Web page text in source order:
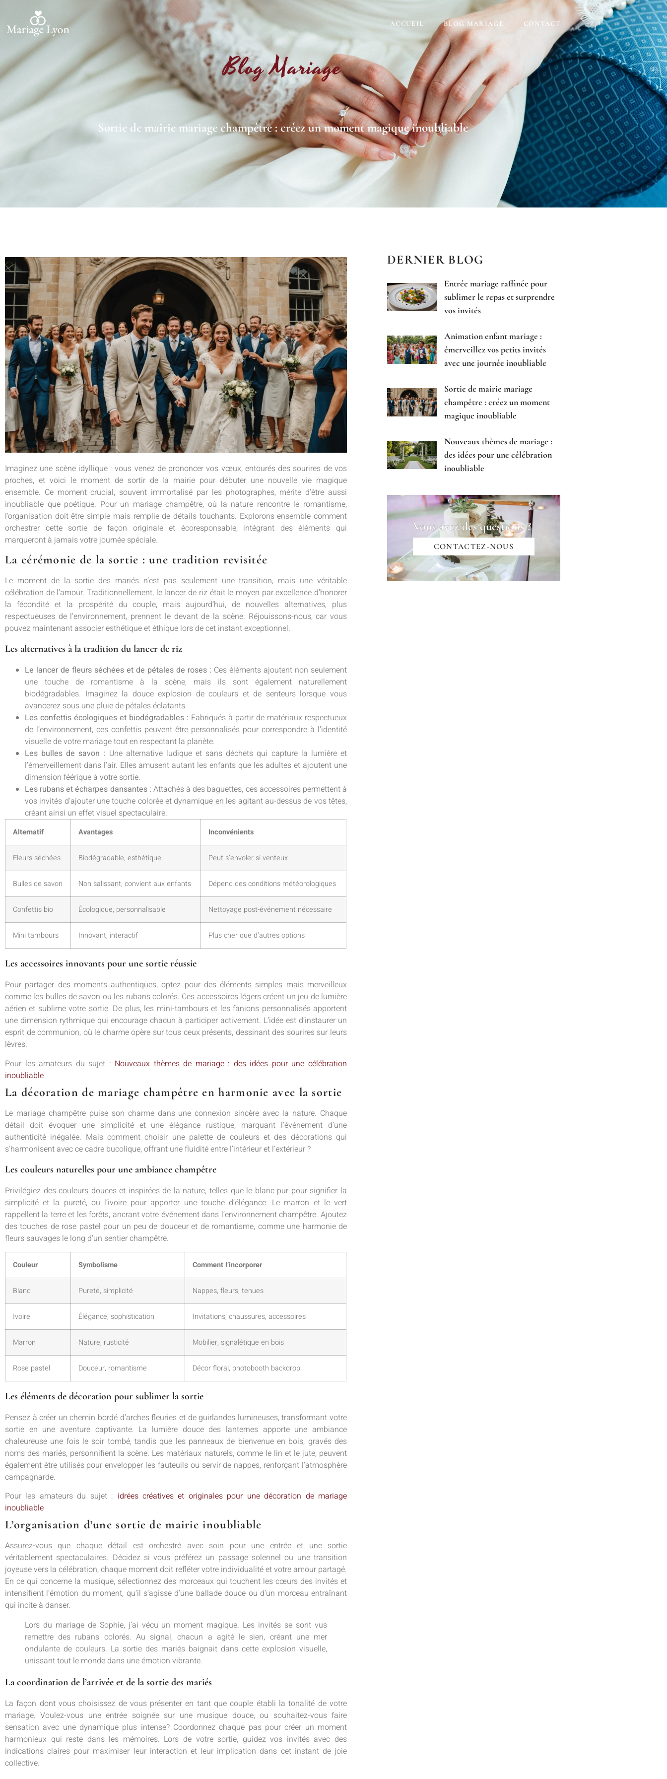
ACCUEIL BLOG MARIAGE CONTACT
Sortie de mairie mariage champêtre : créez un moment magique inoubliable
Blog Mariage
Imaginez une scène idyllique : vous venez de prononcer vos vœux, entourés des sourires de vos
proches, et voici le moment de sortir de la mairie pour débuter une nouvelle vie magique
ensemble. Ce moment crucial, souvent immortalisé par les photographes, mérite d’être aussi
inoubliable que poétique. Pour un mariage champêtre, où la nature rencontre le romantisme,
l’organisation doit être simple mais remplie de détails touchants. Explorons ensemble comment
orchestrer cette sortie de façon originale et écoresponsable, intégrant des éléments qui
marqueront à jamais votre journée spéciale.
La cérémonie de la sortie : une tradition revisitée
Le moment de la sortie des mariés n’est pas seulement une transition, mais une véritable
célébration de l’amour. Traditionnellement, le lancer de riz était le moyen par excellence d’honorer
la fécondité et la prospérité du couple, mais aujourd’hui, de nouvelles alternatives, plus
respectueuses de l’environnement, prennent le devant de la scène. Réjouissons-nous, car vous
pouvez maintenant associer esthétique et éthique lors de cet instant exceptionnel.
Les alternatives à la tradition du lancer de riz
Le lancer de fleurs séchées et de pétales de roses : Ces éléments ajoutent non seulement
une touche de romantisme à la scène, mais ils sont également naturellement
biodégradables. Imaginez la douce explosion de couleurs et de senteurs lorsque vous
avancerez sous une pluie de pétales éclatants.
Les confettis écologiques et biodégradables : Fabriqués à partir de matériaux respectueux
de l’environnement, ces confettis peuvent être personnalisés pour correspondre à l’identité
visuelle de votre mariage tout en respectant la planète.
Les bulles de savon : Une alternative ludique et sans déchets qui capture la lumière et
l’émerveillement dans l’air. Elles amusent autant les enfants que les adultes et ajoutent une
dimension féérique à votre sortie.
Les rubans et écharpes dansantes : Attachés à des baguettes, ces accessoires permettent à
vos invités d’ajouter une touche colorée et dynamique en les agitant au-dessus de vos têtes,
créant ainsi un effet visuel spectaculaire.
Alternatif Avantages Inconvénients
Fleurs séchées Biodégradable, esthétique Peut s’envoler si venteux
Bulles de savon Non salissant, convient aux enfants Dépend des conditions météorologiques
Confettis bio Écologique, personnalisable Nettoyage post-événement nécessaire
Mini tambours Innovant, interactif Plus cher que d’autres options
Les accessoires innovants pour une sortie réussie
Pour partager des moments authentiques, optez pour des éléments simples mais merveilleux
comme les bulles de savon ou les rubans colorés. Ces accessoires légers créent un jeu de lumière
aérien et sublime votre sortie. De plus, les mini-tambours et les fanions personnalisés apportent
une dimension rythmique qui encourage chacun à participer activement. L’idée est d’instaurer un
esprit de communion, où le charme opère sur tous ceux présents, dessinant des sourires sur leurs
lèvres.
Pour les amateurs du sujet : Nouveaux thèmes de mariage : des idées pour une célébration
inoubliable
La décoration de mariage champêtre en harmonie avec la sortie
Le mariage champêtre puise son charme dans une connexion sincère avec la nature. Chaque
détail doit évoquer une simplicité et une élégance rustique, marquant l’événement d’une
authenticité inégalée. Mais comment choisir une palette de couleurs et des décorations qui
s’harmonisent avec ce cadre bucolique, offrant une fluidité entre l’intérieur et l’extérieur ?
Les couleurs naturelles pour une ambiance champêtre
Privilégiez des couleurs douces et inspirées de la nature, telles que le blanc pur pour signifier la
simplicité et la pureté, ou l’ivoire pour apporter une touche d’élégance. Le marron et le vert
rappellent la terre et les forêts, ancrant votre événement dans l’environnement champêtre. Ajoutez
des touches de rose pastel pour un peu de douceur et de romantisme, comme une harmonie de
fleurs sauvages le long d’un sentier champêtre.
Couleur Symbolisme Comment l’incorporer
Blanc Pureté, simplicité Nappes, fleurs, tenues
Ivoire Élégance, sophistication Invitations, chaussures, accessoires
Marron Nature, rusticité Mobilier, signalétique en bois
Rose pastel Douceur, romantisme Décor floral, photobooth backdrop
Les éléments de décoration pour sublimer la sortie
Pensez à créer un chemin bordé d’arches fleuries et de guirlandes lumineuses, transformant votre
sortie en une aventure captivante. La lumière douce des lanternes apporte une ambiance
chaleureuse une fois le soir tombé, tandis que les panneaux de bienvenue en bois, gravés des
noms des mariés, personnifient la scène. Les matériaux naturels, comme le lin et le jute, peuvent
également être utilisés pour envelopper les fauteuils ou servir de nappes, renforçant l’atmosphère
campagnarde.
Pour les amateurs du sujet : idrées créatives et originales pour une décoration de mariage
inoubliable
L’organisation d’une sortie de mairie inoubliable
Assurez-vous que chaque détail est orchestré avec soin pour une entrée et une sortie
véritablement spectaculaires. Décidez si vous préférez un passage solennel ou une transition
joyeuse vers la célébration, chaque moment doit refléter votre individualité et votre amour partagé.
En ce qui concerne la musique, sélectionnez des morceaux qui touchent les cœurs des invités et
intensifient l’émotion du moment, qu’il s’agisse d’une ballade douce ou d’un morceau entraînant
qui incite à danser.
Lors du mariage de Sophie, j’ai vécu un moment magique. Les invités se sont vus
remettre des rubans colorés. Au signal, chacun a agité le sien, créant une mer
ondulante de couleurs. La sortie des mariés baignait dans cette explosion visuelle,
unissant tout le monde dans une émotion vibrante.
La coordination de l’arrivée et de la sortie des mariés
La façon dont vous choisissez de vous présenter en tant que couple établi la tonalité de votre
mariage. Voulez-vous une entrée soignée sur une musique douce, ou souhaitez-vous faire
sensation avec une dynamique plus intense? Coordonnez chaque pas pour créer un moment
harmonieux qui reste dans les mémoires. Lors de votre sortie, guidez vos invités avec des
indications claires pour maximiser leur interaction et leur implication dans cet instant de joie
collective.
DERNIER BLOG
Entrée mariage raffinée pour
sublimer le repas et surprendre
vos invités
Animation enfant mariage :
émerveillez vos petits invités
avec une journée inoubliable
Sortie de mairie mariage
champêtre : créez un moment
magique inoubliable
Nouveaux thèmes de mariage :
des idées pour une célébration
inoubliable
Vous avez des questions ?
CONTACTEZ-NOUS